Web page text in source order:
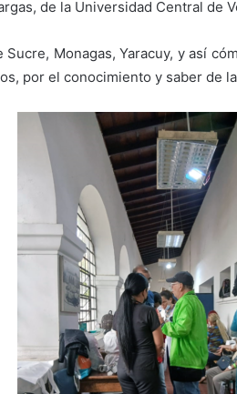
de la Universidad Central de
Monagas, Yaracuy, y así
por el conocimiento y saber de